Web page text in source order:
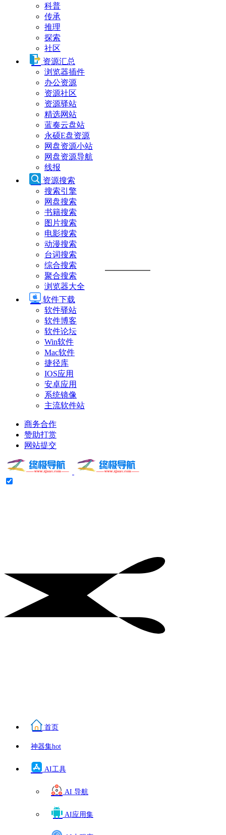
科普
传承
推理
探索
社区
资源汇总
浏览器插件
办公资源
资源社区
资源驿站
精选网站
蓝奏云盘站
永硕E盘资源
网盘资源小站
网盘资源导航
线报
资源搜索
搜索引擎
网盘搜索
书籍搜索
图片搜索
电影搜索
动漫搜索
台词搜索
综合搜索
聚合搜索
浏览器大全
软件下载
软件驿站
软件博客
软件论坛
Win软件
Mac软件
捷径库
IOS应用
安卓应用
系统镜像
主流软件站
商务合作
赞助打赏
网站提交
首页
神器集hot
AI工具
AI 导航
AI应用集